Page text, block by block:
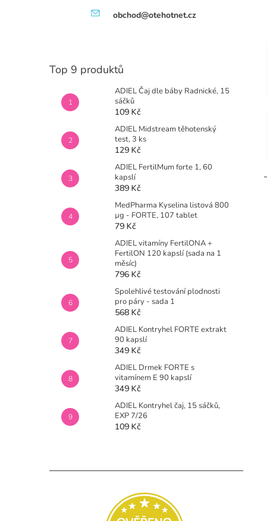
obchod@otehotnet.cz
Top 9 produktů
ADIEL Čaj dle báby Radnické, 15
sáčků
109 Kč
ADIEL Midstream těhotenský
test, 3 ks
129 Kč
ADIEL FertilMum forte 1, 60
kapslí
389 Kč
MedPharma Kyselina listová 800
µg - FORTE, 107 tablet
79 Kč
ADIEL vitamíny FertilONA +
FertilON 120 kapslí (sada na 1
měsíc)
796 Kč
Spolehlivé testování plodnosti
pro páry - sada 1
568 Kč
ADIEL Kontryhel FORTE extrakt
90 kapslí
349 Kč
ADIEL Drmek FORTE s
vitamínem E 90 kapslí
349 Kč
ADIEL Kontryhel čaj, 15 sáčků,
EXP 7/26
109 Kč